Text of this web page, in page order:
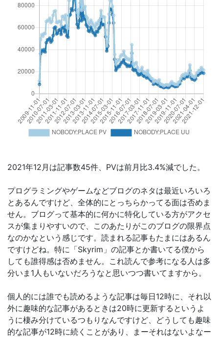
2021年12月は記事数45件、PVは前月比3.4%減でした。
プログラミングやゲームなどブログのネタは最近いろいろ
とあるんですけど、全体的にとっちらかってる面は否めま
せん。ブログって基本的に何かに特化している方がアクセ
スが集まりやすいので、このあたりがこのブログの限界点
なのかなという感じです。読まれる記事もたまにはあるん
ですけどね。特に「Skyrim」の記事とか書いてる僕から
しても誰得感は否めません。これ読んで参考になる人は多
分いま1人もいないだろうなと思いつつ書いてますから。
個人的には誰でも読めるような記事は毎日12時に、それ以
外に趣味的な記事があるときは20時に更新するというよ
うに棲み分けているつもりなんですけど、どうしても趣味
的な記事が12時に続くことがあり、まーそれはないよなー